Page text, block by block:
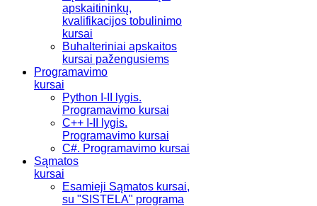
apskaitininkų,
kvalifikacijos tobulinimo
kursai
Buhalteriniai apskaitos
kursai pažengusiems
Programavimo
kursai
Python I-II lygis.
Programavimo kursai
C++ I-II lygis.
Programavimo kursai
C#. Programavimo kursai
Sąmatos
kursai
Esamieji Sąmatos kursai,
su "SISTELA" programa